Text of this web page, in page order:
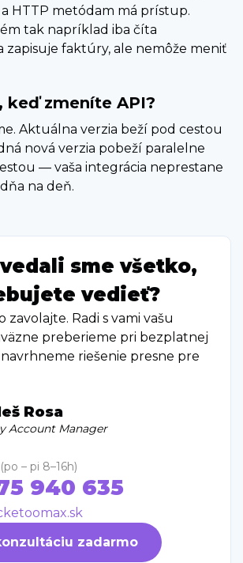
HTTP metódam má prístup.
tak napríklad iba číta
zapisuje faktúry, ale nemôže meniť
keď zmeníte API?
Aktuálna verzia beží pod cestou
nová verzia pobeží paralelne
— vaša integrácia neprestane
na deň.
sme všetko,
vedieť?
zavolajte. Radi s vami vašu
preberieme pri bezplatnej
riešenie presne pre
Rosa
Account Manager
– pi 8–16h)
940 635
zadarmo